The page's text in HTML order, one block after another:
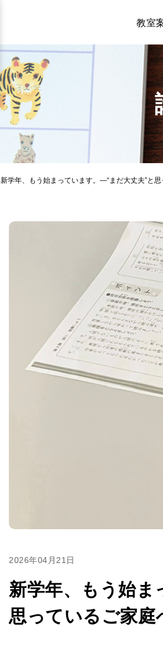
教室
新学年、もう始まっています。―“まだ大丈夫”と
2026年04月21日
新学年、もう始
思っているご家